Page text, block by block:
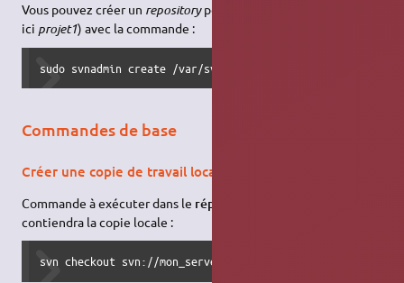
Vous pouvez créer un repositorypour un projet (nous prendrons
ici projet1) avec la commande :
sudo svnadmin create /var/svn/projet1
Commandes de base
Créer une copie de travail locale
Commande à exécuter dans le répertoire parent
contiendra la copie locale :
svn checkout svn://mon_serveur/projet1